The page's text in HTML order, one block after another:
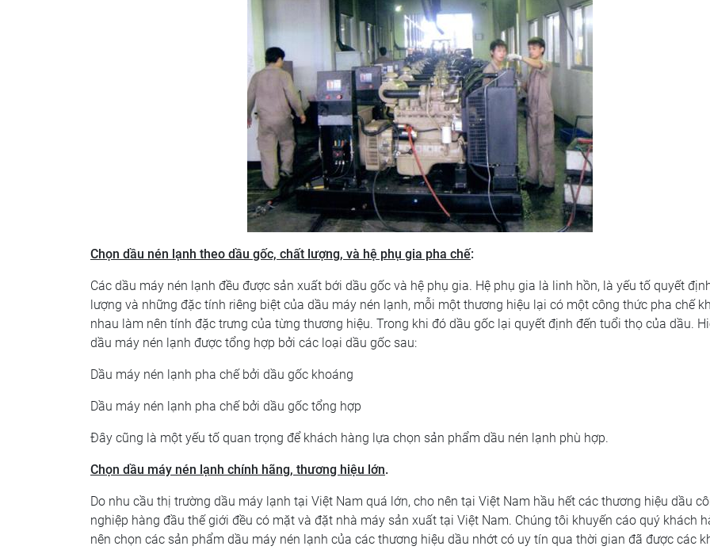
Chọn dầu nén lạnh theo dầu gốc, chất lượng, và hệ phụ gia pha chế:
Các dầu máy nén lạnh đều được sản xuất bới dầu gốc và hệ phụ gia. Hệ phụ gia là linh hồn, là yếu tố quyết
lượng và những đặc tính riêng biệt của dầu máy nén lạnh, mỗi một thương hiệu lại có một công thức pha chế
nhau làm nên tính đặc trưng của từng thương hiệu. Trong khi đó dầu gốc lại quyết định đến tuổi thọ của dầu.
dầu máy nén lạnh được tổng hợp bởi các loại dầu gốc sau:
Dầu máy nén lạnh pha chế bởi dầu gốc khoáng
Dầu máy nén lạnh pha chế bởi dầu gốc tổng hợp
Đây cũng là một yếu tố quan trọng để khách hàng lựa chọn sản phẩm dầu nén lạnh phù hợp.
Chọn dầu máy nén lạnh chính hãng, thương hiệu lớn.
Do nhu cầu thị trường dầu máy lạnh tại Việt Nam quá lớn, cho nên tại Việt Nam hầu hết các thương hiệu dầu
nghiệp hàng đầu thế giới đều có mặt và đặt nhà máy sản xuất tại Việt Nam. Chúng tôi khuyến cáo quý khách
nên chọn các sản phẩm dầu máy nén lạnh của các thương hiệu dầu nhớt có uy tín qua thời gian đã được các